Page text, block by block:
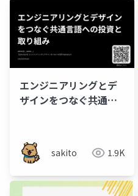
エンジニアリングとデ
ザインをつなぐ共通言
sakito 1.9K